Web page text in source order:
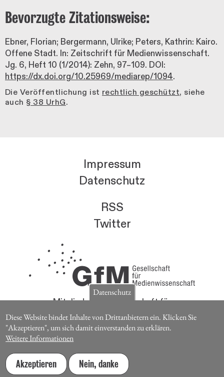
Bevorzugte Zitationsweise:
Ebner, Florian; Bergermann, Ulrike; Peters, Kathrin: Kairo.
Offene Stadt. In: Zeitschrift für Medienwissenschaft.
Jg. 6, Heft 10 (1/2014): Zehn, 97–109. DOI:
https://dx.doi.org/10.25969/mediarep/1094.
Die Veröffentlichung ist rechtlich geschützt, siehe
auch § 38 UrhG.
Impressum
Datenschutz
RSS
Twitter
Mitglieder der Gesellschaft für
Medienwissenschaft erhalten die Zeitschrift für
Medienwissenschaft kostenlos.
Jetzt Mitglied werden
Datenschutz
Diese Website bindet Inhalte von Drittanbietern ein. Klicken Sie
"Akzeptieren", um sich damit einverstanden zu erklären.
Weitere Informationen
Akzeptieren Nein, danke